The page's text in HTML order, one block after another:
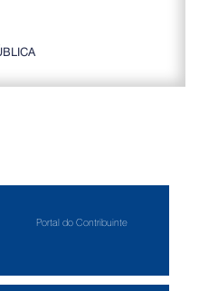
Portal do Contribuinte